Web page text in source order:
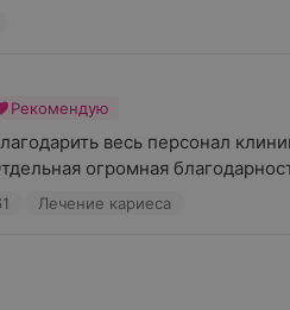
Рекомендую
весь персонал
огромная
Лечение кариеса